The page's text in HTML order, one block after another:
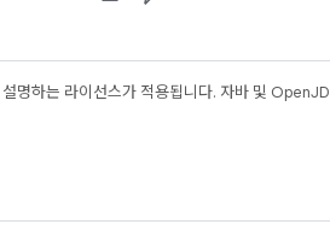
설명하는 라이선스가 적용됩니다. 자바 및